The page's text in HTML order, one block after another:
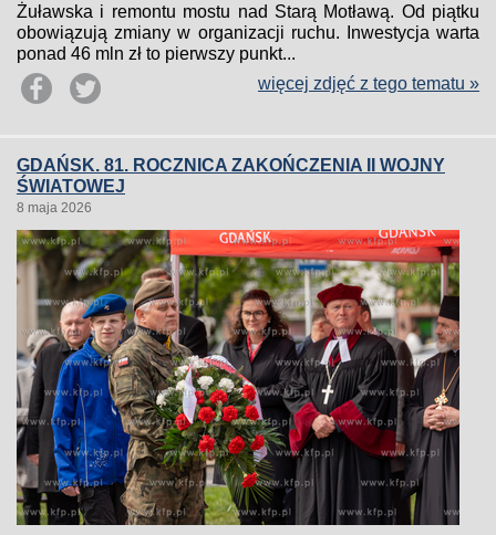
Żuławska i remontu mostu nad Starą Motławą. Od piątku
obowiązują zmiany w organizacji ruchu. Inwestycja warta
ponad 46 mln zł to pierwszy punkt...
więcej zdjęć z tego tematu »
GDAŃSK. 81. ROCZNICA ZAKOŃCZENIA II WOJNY
ŚWIATOWEJ
8 maja 2026